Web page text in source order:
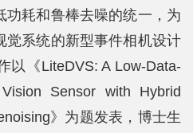
功耗和鲁棒去噪的统一，为
觉系统的新型事件相机设计
以《LiteDVS: A Low-Data-
Sensor with Hybrid
》为题发表，博士生